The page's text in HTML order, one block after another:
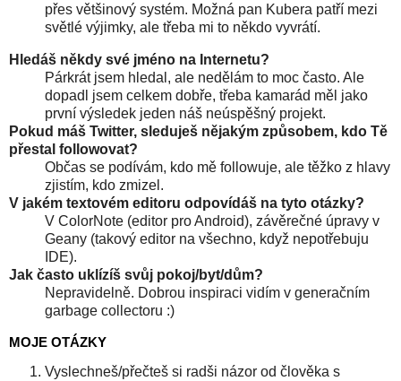
přes většinový systém. Možná pan Kubera patří mezi
světlé výjimky, ale třeba mi to někdo vyvrátí.
Hledáš někdy své jméno na Internetu?
Párkrát jsem hledal, ale nedělám to moc často. Ale
dopadl jsem celkem dobře, třeba kamarád měl jako
první výsledek jeden náš neúspěšný projekt.
Pokud máš Twitter, sleduješ nějakým způsobem, kdo Tě
přestal followovat?
Občas se podívám, kdo mě followuje, ale těžko z hlavy
zjistím, kdo zmizel.
V jakém textovém editoru odpovídáš na tyto otázky?
V ColorNote (editor pro Android), závěrečné úpravy v
Geany (takový editor na všechno, když nepotřebuju
IDE).
Jak často uklízíš svůj pokoj/byt/dům?
Nepravidelně. Dobrou inspiraci vidím v generačním
garbage collectoru :)
MOJE OTÁZKY
Vyslechneš/přečteš si radši názor od člověka s